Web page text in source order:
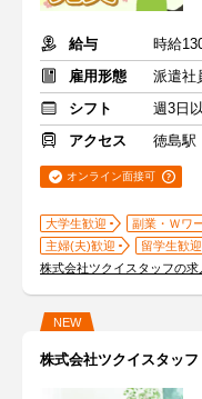
給与
時給
雇用形態
派遣社
シフト
週3日
アクセス
徳島駅
オンライン面接可
大学生歓迎 副業・Ｗワ
主婦(夫)歓迎
留学生歓迎
株式会社ツクイスタッフの求
NEW
株式会社ツクイスタッ